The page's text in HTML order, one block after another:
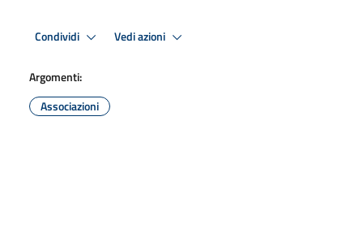
Condividi Vedi azioni
Argomenti:
Associazioni